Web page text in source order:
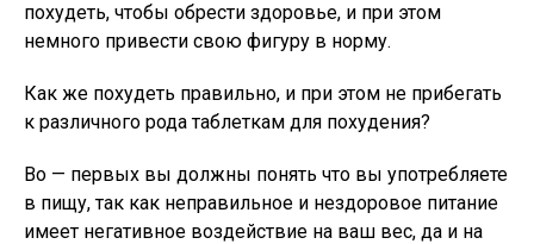
похудеть, чтобы обрести здоровье, и при этом
немного привести свою фигуру в норму.
Как же похудеть правильно, и при этом не прибегать
к различного рода таблеткам для похудения?
Во — первых вы должны понять что вы употребляете
в пищу, так как неправильное и нездоровое питание
имеет негативное воздействие на ваш вес, да и на